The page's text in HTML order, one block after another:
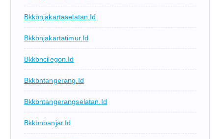
Bkkbnjakartaselatan.id
Bkkbnjakartatimur.id
Bkkbncilegon.id
Bkkbntangerang.id
Bkkbntangerangselatan.id
Bkkbnbanjar.id